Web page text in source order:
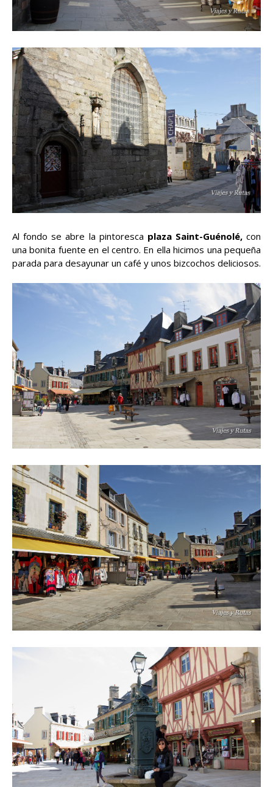
Al fondo se abre la pintoresca plaza Saint-Guénolé,con
una bonita fuente en el centro. En ella hicimos una pequeña
parada para desayunar un café y unos bizcochos deliciosos.